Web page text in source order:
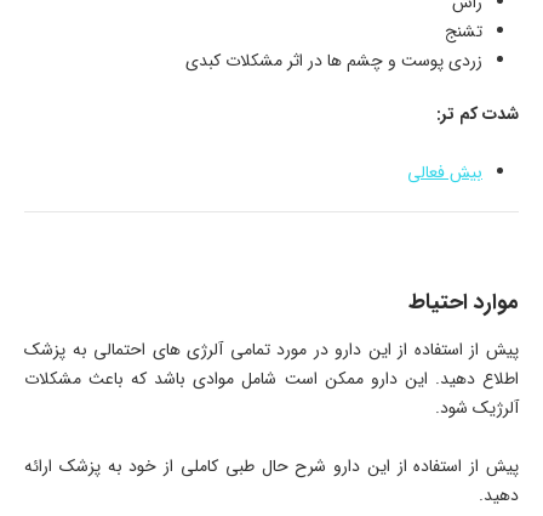
تشنج
زردی پوست و چشم ها در اثر مشکلات کبدی
شدت کم تر:
بیش فعالی
موارد احتیاط
پیش از استفاده از این دارو در مورد تمامی آلرژی های احتمالی به پزشک
اطلاع دهید. این دارو ممکن است شامل موادی باشد که باعث مشکلات
آلرژیک شود.
پیش از استفاده از این دارو شرح حال طبی کاملی از خود به پزشک ارائه
دهید.